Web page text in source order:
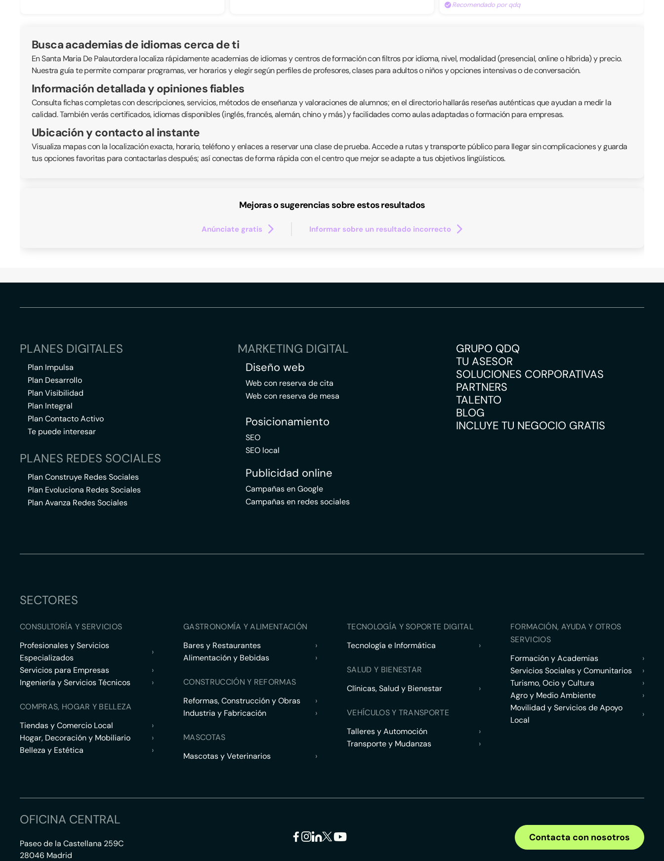
Recomendado por qdq
Busca academias de idiomas cerca de ti
En Santa Maria De Palautordera localiza rápidamente academias de idiomas y centros de formación con filtros por idioma, nivel, modalidad (presencial, online o híbrida) y precio.
Nuestra guía te permite comparar programas, ver horarios y elegir según perfiles de profesores, clases para adultos o niños y opciones intensivas o de conversación.
Información detallada y opiniones fiables
Consulta fichas completas con descripciones, servicios, métodos de enseñanza y valoraciones de alumnos; en el directorio hallarás reseñas auténticas que ayudan a medir la
calidad. También verás certificados, idiomas disponibles (inglés, francés, alemán, chino y más) y facilidades como aulas adaptadas o formación para empresas.
Ubicación y contacto al instante
Visualiza mapas con la localización exacta, horario, teléfono y enlaces a reservar una clase de prueba. Accede a rutas y transporte público para llegar sin complicaciones y guarda
tus opciones favoritas para contactarlas después; así conectas de forma rápida con el centro que mejor se adapte a tus objetivos lingüísticos.
Mejoras o sugerencias sobre estos resultados
Anúnciate gratis Informar sobre un resultado incorrecto
PLANES DIGITALES
Plan Impulsa
Plan Desarrollo
Plan Visibilidad
Plan Integral
Plan Contacto Activo
Te puede interesar
PLANES REDES SOCIALES
Plan Construye Redes Sociales
Plan Evoluciona Redes Sociales
Plan Avanza Redes Sociales
MARKETING DIGITAL
Diseño web
Web con reserva de cita
Web con reserva de mesa
Posicionamiento
SEO
SEO local
Publicidad online
Campañas en Google
Campañas en redes sociales
GRUPO QDQ
TU ASESOR
SOLUCIONES CORPORATIVAS
PARTNERS
TALENTO
BLOG
INCLUYE TU NEGOCIO GRATIS
SECTORES
CONSULTORÍA Y SERVICIOS
Profesionales y Servicios
Especializados
›
Servicios para Empresas
›
Ingeniería y Servicios Técnicos
›
COMPRAS, HOGAR Y BELLEZA
Tiendas y Comercio Local
›
Hogar, Decoración y Mobiliario
›
Belleza y Estética
›
GASTRONOMÍA Y ALIMENTACIÓN
Bares y Restaurantes
›
Alimentación y Bebidas
›
CONSTRUCCIÓN Y REFORMAS
Reformas, Construcción y Obras
›
Industria y Fabricación
›
MASCOTAS
Mascotas y Veterinarios
›
TECNOLOGÍA Y SOPORTE DIGITAL
Tecnología e Informática
›
SALUD Y BIENESTAR
Clínicas, Salud y Bienestar
›
VEHÍCULOS Y TRANSPORTE
Talleres y Automoción
›
Transporte y Mudanzas
›
FORMACIÓN, AYUDA Y OTROS
SERVICIOS
Formación y Academias
›
Servicios Sociales y Comunitarios
›
Turismo, Ocio y Cultura
›
Agro y Medio Ambiente
›
Movilidad y Servicios de Apoyo
Local
›
OFICINA CENTRAL
Paseo de la Castellana 259C
28046 Madrid
Contacta con nosotros